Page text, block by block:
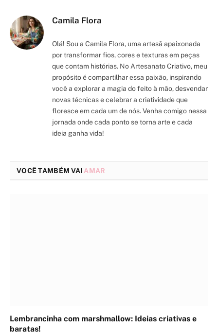
Camila Flora
Olá! Sou a Camila Flora, uma artesã apaixonada
por transformar fios, cores e texturas em peças
que contam histórias. No Artesanato Criativo, meu
propósito é compartilhar essa paixão, inspirando
você a explorar a magia do feito à mão, desvendar
novas técnicas e celebrar a criatividade que
floresce em cada um de nós. Venha comigo nessa
jornada onde cada ponto se torna arte e cada
ideia ganha vida!
VOCÊ TAMBÉM VAI AMAR
Lembrancinha com marshmallow: Ideias criativas e
baratas!